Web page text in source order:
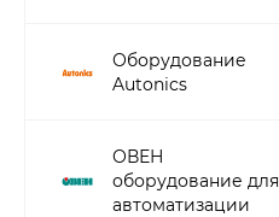
Оборудование
Autonics
ОВЕН
оборудование для
автоматизации